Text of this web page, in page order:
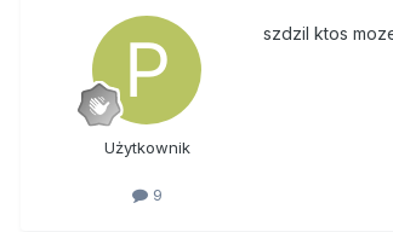
Użytkownik
9
szdzil ktos